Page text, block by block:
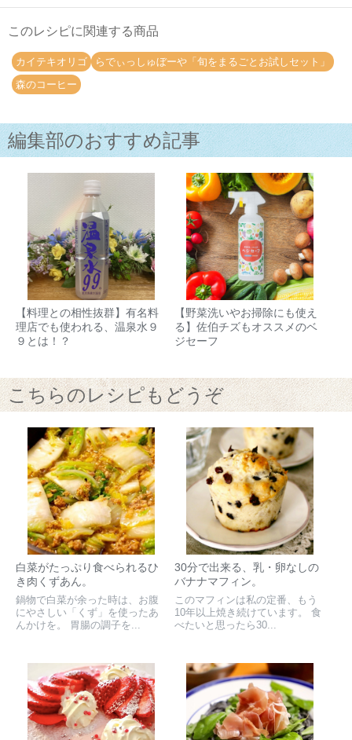
このレシピに関連する商品
カイテキオリゴ
らでぃっしゅぼーや「旬をまるごとお試しセット」
森のコーヒー
編集部のおすすめ記事
【料理との相性抜群】有名料
理店でも使われる、温泉水９
９とは！？
【野菜洗いやお掃除にも使え
る】佐伯チズもオススメのベ
ジセーフ
こちらのレシピもどうぞ
白菜がたっぷり食べられるひ
き肉くずあん。
鍋物で白菜が余った時は、お腹
にやさしい「くず」を使ったあ
んかけを。 胃腸の調子を...
30分で出来る、乳・卵なしの
バナナマフィン。
このマフィンは私の定番、もう
10年以上焼き続けています。 食
べたいと思ったら30...